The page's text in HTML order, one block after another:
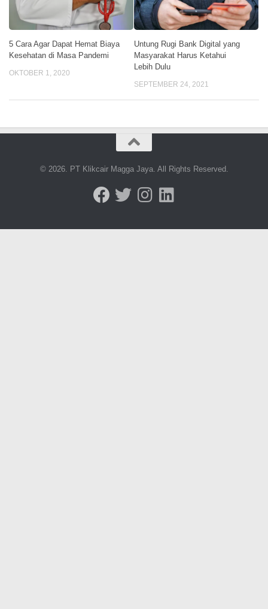
5 Cara Agar Dapat Hemat Biaya
Kesehatan di Masa Pandemi
OKTOBER 1, 2020
Untung Rugi Bank Digital yang
Masyarakat Harus Ketahui
Lebih Dulu
SEPTEMBER 24, 2021
© 2026. PT Klikcair Magga Jaya. All Rights Reserved.